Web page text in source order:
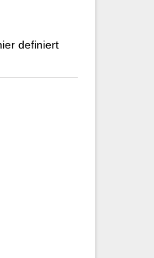
definiert